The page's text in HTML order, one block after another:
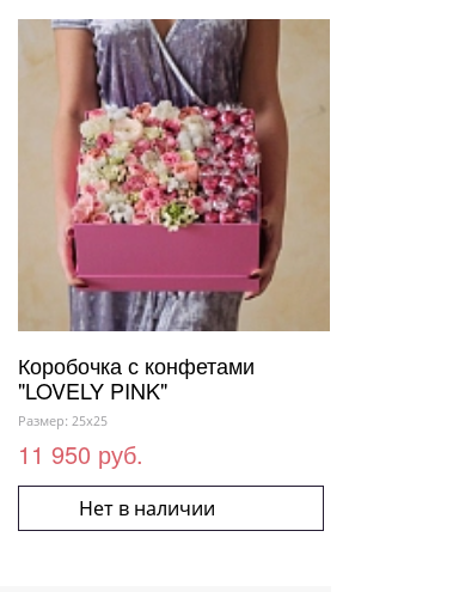
Коробочка с конфетами
"LOVELY PINK"
Размер: 25x25
11 950 руб.
Нет в наличии